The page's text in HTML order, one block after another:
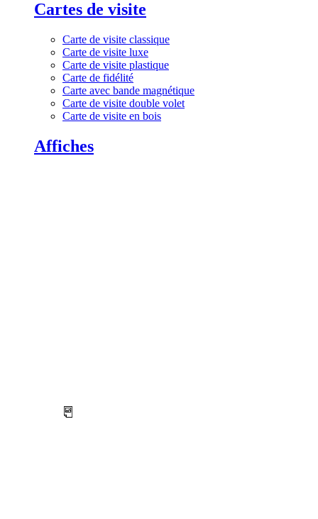
Cartes de visite
Carte de visite classique
Carte de visite luxe
Carte de visite plastique
Carte de fidélité
Carte avec bande magnétique
Carte de visite double volet
Carte de visite en bois
Affiches